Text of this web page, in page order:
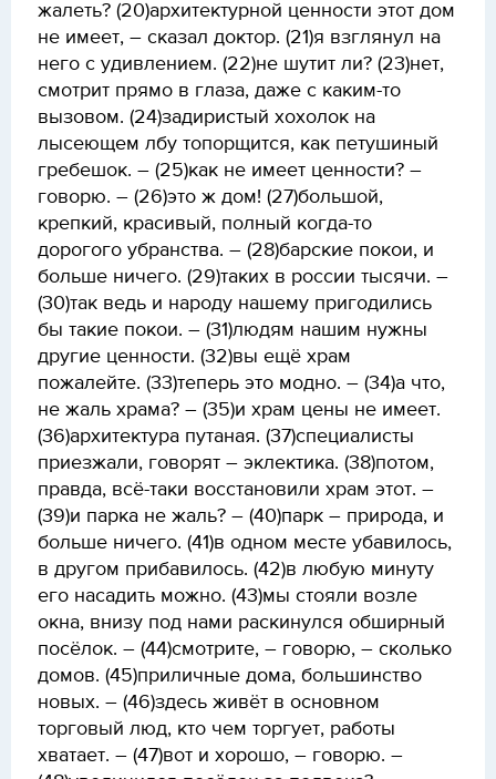
жалеть? (20)архитектурной ценности этот дом
не имеет, – сказал доктор. (21)я взглянул на
него с удивлением. (22)не шутит ли? (23)нет,
смотрит прямо в глаза, даже с каким-то
вызовом. (24)задиристый хохолок на
лысеющем лбу топорщится, как петушиный
гребешок. – (25)как не имеет ценности? –
говорю. – (26)это ж дом! (27)большой,
крепкий, красивый, полный когда-то
дорогого убранства. – (28)барские покои, и
больше ничего. (29)таких в россии тысячи. –
(30)так ведь и народу нашему пригодились
бы такие покои. – (31)людям нашим нужны
другие ценности. (32)вы ещё храм
пожалейте. (33)теперь это модно. – (34)а что,
не жаль храма? – (35)и храм цены не имеет.
(36)архитектура путаная. (37)специалисты
приезжали, говорят – эклектика. (38)потом,
правда, всё-таки восстановили храм этот. –
(39)и парка не жаль? – (40)парк – природа, и
больше ничего. (41)в одном месте убавилось,
в другом прибавилось. (42)в любую минуту
его насадить можно. (43)мы стояли возле
окна, внизу под нами раскинулся обширный
посёлок. – (44)смотрите, – говорю, – сколько
домов. (45)приличные дома, большинство
новых. – (46)здесь живёт в основном
торговый люд, кто чем торгует, работы
хватает. – (47)вот и хорошо, – говорю. –